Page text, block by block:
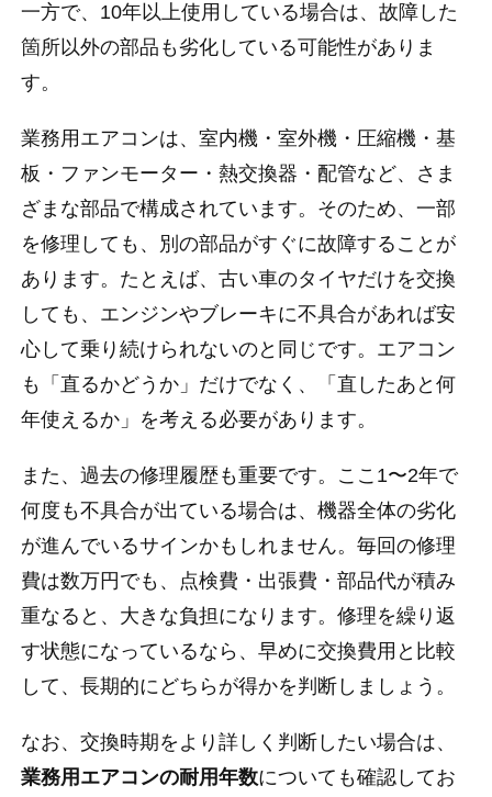
一方で、10年以上使用している場合は、故障した
箇所以外の部品も劣化している可能性がありま
す。
業務用エアコンは、室内機・室外機・圧縮機・基
板・ファンモーター・熱交換器・配管など、さま
ざまな部品で構成されています。そのため、一部
を修理しても、別の部品がすぐに故障することが
あります。たとえば、古い車のタイヤだけを交換
しても、エンジンやブレーキに不具合があれば安
心して乗り続けられないのと同じです。エアコン
も「直るかどうか」だけでなく、「直したあと何
年使えるか」を考える必要があります。
また、過去の修理履歴も重要です。ここ1〜2年で
何度も不具合が出ている場合は、機器全体の劣化
が進んでいるサインかもしれません。毎回の修理
費は数万円でも、点検費・出張費・部品代が積み
重なると、大きな負担になります。修理を繰り返
す状態になっているなら、早めに交換費用と比較
して、長期的にどちらが得かを判断しましょう。
なお、交換時期をより詳しく判断したい場合は、
業務用エアコンの耐用年数についても確認してお